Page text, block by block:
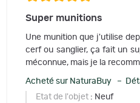
Super munitions
Une munition que j'utilise
cerf ou sanglier, ça fait un
méconnue, mais je la
Acheté sur NaturaBuy –
Etat de l'objet : Neuf